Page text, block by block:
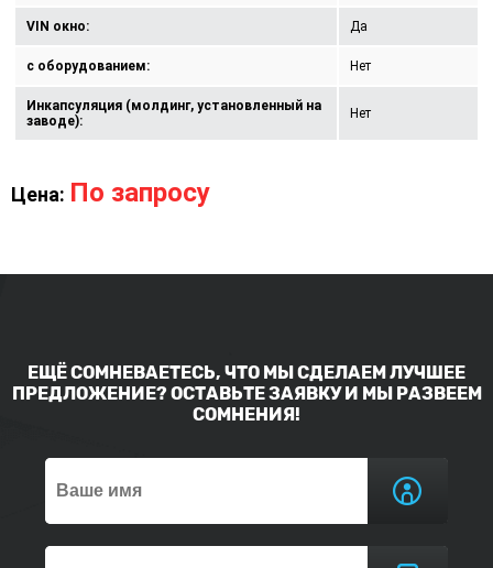
VIN окно: Да
с оборудованием: Нет
Инкапсуляция (молдинг, установленный на
заводе):
Нет
Цена: По запросу
ЕЩЁ СОМНЕВАЕТЕСЬ, ЧТО МЫ СДЕЛАЕМ ЛУЧШЕЕ
ПРЕДЛОЖЕНИЕ? ОСТАВЬТЕ ЗАЯВКУ И МЫ РАЗВЕЕМ
СОМНЕНИЯ!